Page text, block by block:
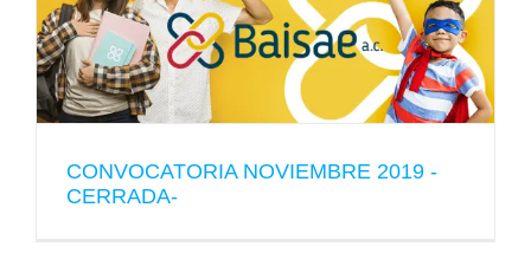
CONVOCATORIA NOVIEMBRE 2019 -
CERRADA-